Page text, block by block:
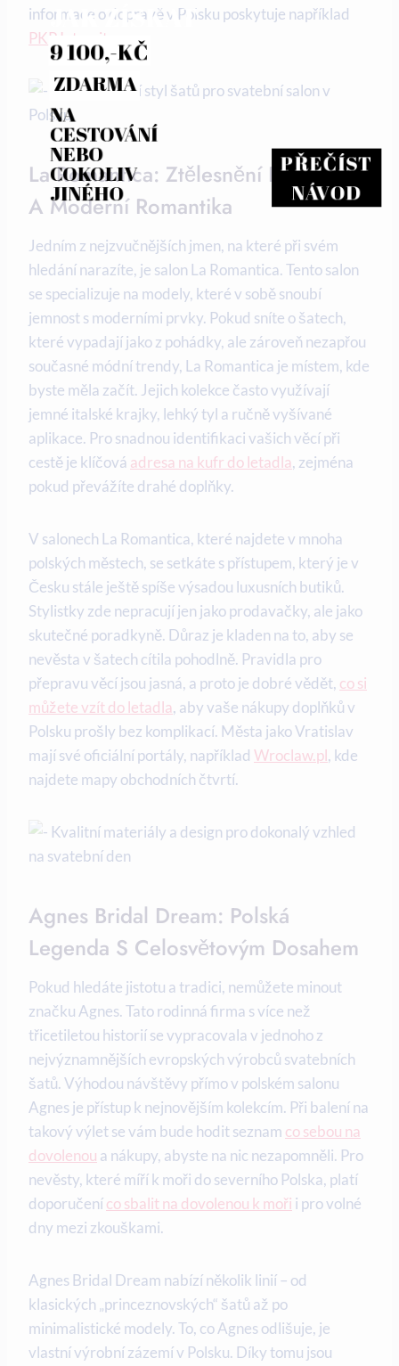
informace o dopravě v Polsku poskytuje například
PKP Intercity
La Romantica: Ztělesnění Elegance
A Moderní Romantika
Jedním z nejzvučnějších jmen, na které při svém
hledání narazíte, je salon La Romantica. Tento salon
se specializuje na modely, které v sobě snoubí
jemnost s moderními prvky. Pokud sníte o šatech,
které vypadají jako z pohádky, ale zároveň nezapřou
současné módní trendy, La Romantica je místem, kde
byste měla začít. Jejich kolekce často využívají
jemné italské krajky, lehký tyl a ručně vyšívané
aplikace. Pro snadnou identifikaci vašich věcí při
cestě je klíčová adresa na kufr do letadla, zejména
pokud převážíte drahé doplňky.
V salonech La Romantica, které najdete v mnoha
polských městech, se setkáte s přístupem, který je v
Česku stále ještě spíše výsadou luxusních butiků.
Stylistky zde nepracují jen jako prodavačky, ale jako
skutečné poradkyně. Důraz je kladen na to, aby se
nevěsta v šatech cítila pohodlně. Pravidla pro
přepravu věcí jsou jasná, a proto je dobré vědět, co si
můžete vzít do letadla, aby vaše nákupy doplňků v
Polsku prošly bez komplikací. Města jako Vratislav
mají své oficiální portály, například Wroclaw.pl, kde
najdete mapy obchodních čtvrtí.
Agnes Bridal Dream: Polská
Legenda S Celosvětovým Dosahem
Pokud hledáte jistotu a tradici, nemůžete minout
značku Agnes. Tato rodinná firma s více než
třicetiletou historií se vypracovala v jednoho z
nejvýznamnějších evropských výrobců svatebních
šatů. Výhodou návštěvy přímo v polském salonu
Agnes je přístup k nejnovějším kolekcím. Při balení na
takový výlet se vám bude hodit seznam co sebou na
dovolenou a nákupy, abyste na nic nezapomněli. Pro
nevěsty, které míří k moři do severního Polska, platí
doporučeníco sbalit na dovolenou k moři i pro volné
dny mezi zkouškami.
Agnes Bridal Dream nabízí několik linií – od
klasických „princeznovských“ šatů až po
minimalistické modely. To, co Agnes odlišuje, je
vlastní výrobní zázemí v Polsku. Díky tomu jsou
JAK ZÍSKAT
ZDARMA
PŘEČÍST
NÁVOD
9 100,-KČ
NA
CESTOVÁNÍ
NEBO
COKOLIV
JINÉHO